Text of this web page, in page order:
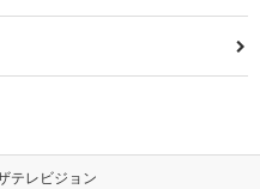
テレビジョン